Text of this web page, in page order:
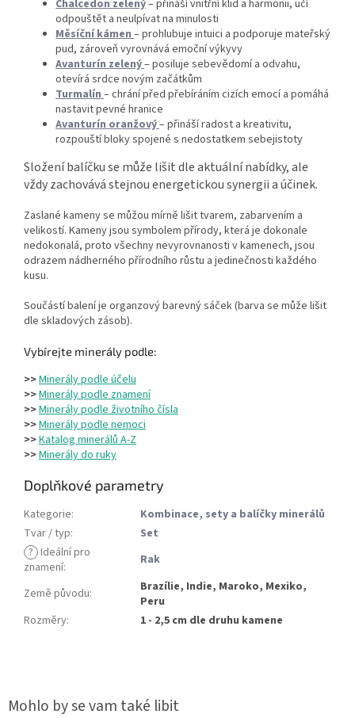
Chalcedon zelený– přináší vnitřní klid a harmonii, učí
odpouštět a neulpívat na minulosti
Měsíční kámen – prohlubuje intuici a podporuje mateřský
pud, zároveň vyrovnává emoční výkyvy
Avanturín zelený– posiluje sebevědomí a odvahu,
otevírá srdce novým začátkům
Turmalín – chrání před přebíráním cizích emocí a pomáhá
nastavit pevné hranice
Avanturín oranžový– přináší radost a kreativitu,
rozpouští bloky spojené s nedostatkem sebejistoty
Složení balíčku se může lišit dle aktuální nabídky, ale
vždy zachovává stejnou energetickou synergii a účinek.
Zaslané kameny se můžou mírně lišit tvarem, zabarvením a
velikostí. Kameny jsou symbolem přírody, která je dokonale
nedokonalá, proto všechny nevyrovnanosti v kamenech, jsou
odrazem nádherného přírodního růstu a jedinečnosti každého
kusu.
Součástí balení je organzový barevný sáček (barva se může lišit
dle skladových zásob).
Vybírejte minerály podle:
>>Minerály podle účelu
>>Minerály podle znamení
>>Minerály podle životního čísla
>>Minerály podle nemoci
>>Katalog minerálů A-Z
>>Minerály do ruky
Doplňkové parametry
Kategorie:
Kombinace, sety a balíčky minerálů
Tvar / typ:
Set
? Ideální pro
znamení: Rak
Země původu:
Brazílie, Indie, Maroko, Mexiko,
Peru
Rozměry: 1 - 2,5 cm dle druhu kamene